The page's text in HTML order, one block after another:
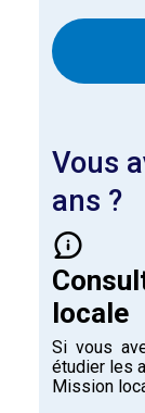
Vous avez entre 16 à 25
ans ?
Consultez votre mission
locale
Si vous
étudier les
Mission